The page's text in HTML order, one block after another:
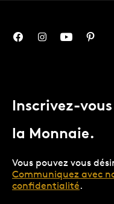
Inscrivez-
la Monnaie.
Vous pouvez vous
Communiquez avec
confidentialité.